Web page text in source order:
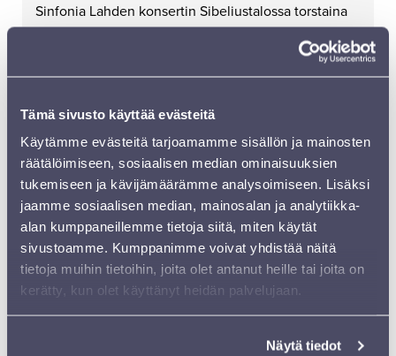
Tämä sivusto käyttää evästeitä
Käytämme evästeitä tarjoamamme sisällön ja mainosten
räätälöimiseen, sosiaalisen median ominaisuuksien
tukemiseen ja kävijämäärämme analysoimiseen. Lisäksi
jaamme sosiaalisen median, mainosalan ja analytiikka-
alan kumppaneillemme tietoja siitä, miten käytät
sivustoamme. Kumppanimme voivat yhdistää näitä
tietoja muihin tietoihin, joita olet antanut heille tai joita on
kerätty, kun olet käyttänyt heidän palvelujaan.
Näytä tiedot
Sinfonia Lahden konsertin Sibeliustalossa torstaina
7.10.2021 johtaa legendaarinen
yhdysvaltalaissäveltäjä John Adams. Adams (s. 1947)
on jo vuosia kuulunut maailman esitetyimpien...
LUE LISÄÄ